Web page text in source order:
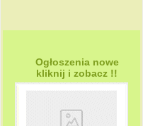
Ogłoszenia nowe
kliknij i zobacz !!